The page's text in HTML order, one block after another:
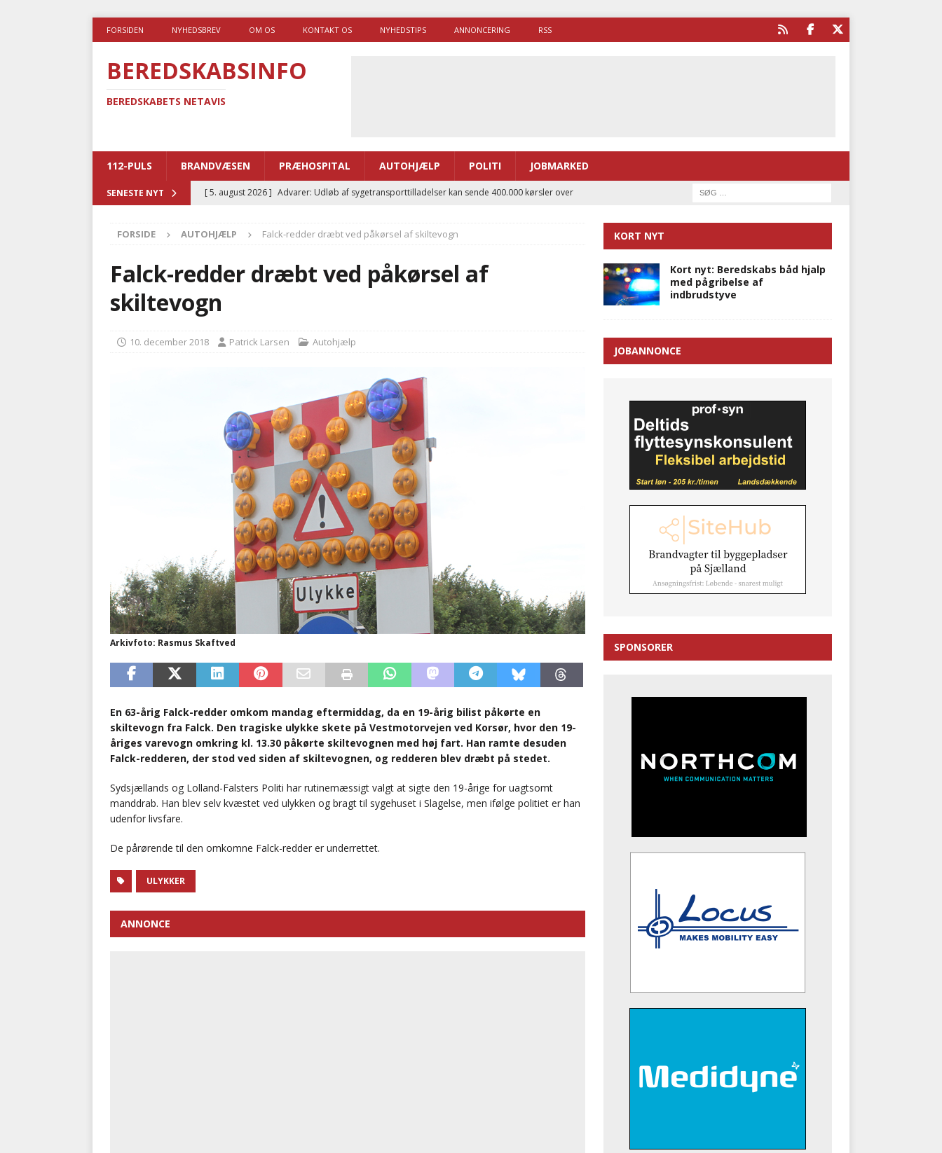
FORSIDEN NYHEDSBREV OM OS KONTAKT OS NYHEDSTIPS ANNONCERING RSS
BEREDSKABSINFO
BEREDSKABETS NETAVIS
112-PULS BRANDVÆSEN PRÆHOSPITAL AUTOHJÆLP POLITI JOBMARKED
SENESTE NYT [ 5. august 2026 ] Advarer: Udløb af sygetransporttilladelser kan sende 400.000 kørsler over
[ 5. august 2026 ] Ny ambulance og el-sygetransportvogn til Samsø
[ 4. august 2026 ]
Brandvæsenerne brugte lidt længere tid på at komme af sted i 2025
[ 4. august 2026 ]
kriminalitet
FORSIDE AUTOHJÆLP Falck-redder dræbt ved påkørsel af skiltevogn
Falck-redder dræbt ved påkørsel af
skiltevogn
10. december 2018 Patrick Larsen Autohjælp
Arkivfoto: Rasmus Skaftved
En 63-årig Falck-redder omkom mandag eftermiddag, da en 19-årig bilist påkørte en
skiltevogn fra Falck. Den tragiske ulykke skete på Vestmotorvejen ved Korsør, hvor den 19-
åriges varevogn omkring kl. 13.30 påkørte skiltevognen med høj fart. Han ramte desuden
Falck-redderen, der stod ved siden af skiltevognen, og redderen blev dræbt på stedet.
Sydsjællands og Lolland-Falsters Politi har rutinemæssigt valgt at sigte den 19-årige for uagtsomt
manddrab. Han blev selv kvæstet ved ulykken og bragt til sygehuset i Slagelse, men ifølge politiet er han
udenfor livsfare.
De pårørende til den omkomne Falck-redder er underrettet.
ULYKKER
ANNONCE
KORT NYT
Kort nyt: Beredskabs båd hjalp
med pågribelse af
indbrudstyve
JOBANNONCE
SPONSORER